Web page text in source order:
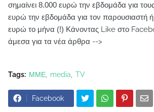
σημαίνει 8.000 ευρώ την εβδομάδα για
ευρώ την εβδομάδα για τον παρουσιαστή
ευρώ το μήνα (!) Κάνοντας Like στο
άμεσα για τα νέα άρθρα -->
Tags: ΜΜΕ media TV
Facebook